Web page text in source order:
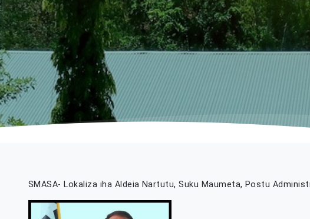
SMASA- Lokaliza iha Aldeia Nartutu, Suku Maumeta, Postu